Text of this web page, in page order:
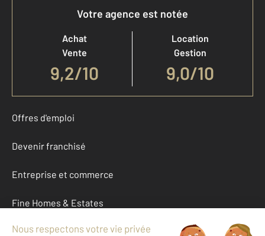
Votre agence est notée
Achat
Vente
9,2/10
Location
Gestion
9,0/10
Offres d'emploi
Devenir franchisé
Entreprise et commerce
Fine Homes & Estates
À propos